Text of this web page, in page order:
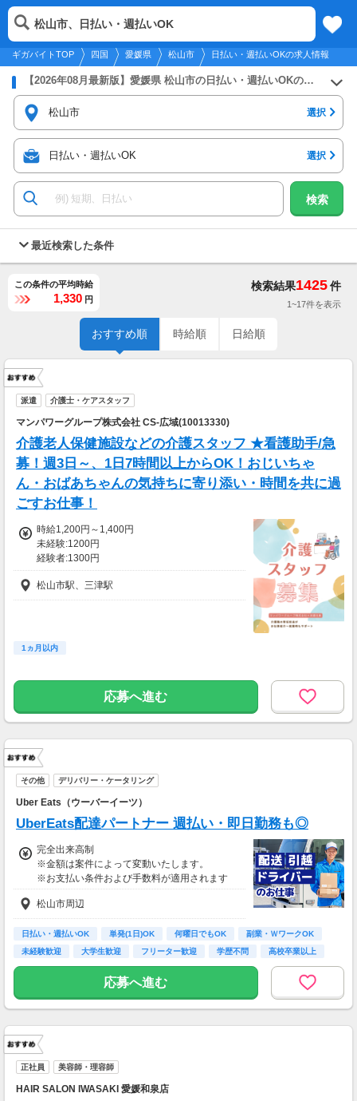
2026年8月9日更新
四国
メニュー
ギガバイトTOP 四国 愛媛県 松山市 日払い・週払いOKの求人情報
松山市、日払い・週払いOK
【2026年08月最新版】愛媛県 松山市の日払い・週払いOKのバイト・アルバイト・パートの求人募集情報
松山市 選択
日払い・週払いOK 選択
検索
最近検索した条件
この条件の平均時給
1,330 円
検索結果1425件
1~17件を表示
おすすめ順 時給順 日給順
派遣 介護士・ケアスタッフ
マンパワーグループ株式会社 CS-広域(10013330)
介護老人保健施設などの介護スタッフ ★看護助手/急
募！週3日～、1日7時間以上からOK！おじいちゃ
ん・おばあちゃんの気持ちに寄り添い・時間を共に過
ごすお仕事！
時給1,200円～1,400円
未経験:1200円
経験者:1300円
介護福祉士:1400円
松山市駅、三津駅
1ヵ月以内
応募へ進む
その他 デリバリー・ケータリング
Uber Eats（ウーバーイーツ）
UberEats配達パートナー 週払い・即日勤務も◎
完全出来高制
※金額は案件によって変動いたします。
※お支払い条件および手数料が適用されます
松山市周辺
日払い・週払いOK 単発(1日)OK 何曜日でもOK
副業・ＷワークOK
未経験歓迎
大学生歓迎 フリーター歓迎 学歴不問 高校卒業以上
応募へ進む
正社員 美容師・理容師
HAIR SALON IWASAKI 愛媛和泉店